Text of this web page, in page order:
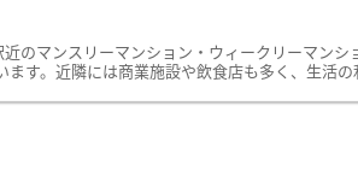
マンスリーマンション・ウィークリーマンシ
す。近隣には商業施設や飲食店も多く、生活の